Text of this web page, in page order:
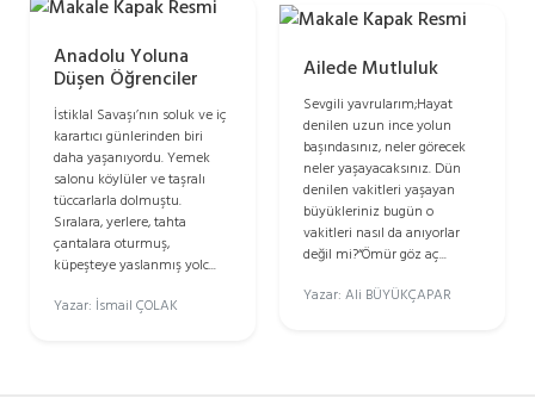
Anadolu Yoluna
Düşen Öğrenciler
İstiklal Savaşı’nın soluk ve iç
karartıcı günlerinden biri
daha yaşanıyordu. Yemek
salonu köylüler ve taşralı
tüccarlarla dolmuştu.
Sıralara, yerlere, tahta
çantalara oturmuş,
küpeşteye yaslanmış yolc...
Yazar: İsmail ÇOLAK
Ailede Mutluluk
Sevgili yavrularım;Hayat
denilen uzun ince yolun
başındasınız, neler görecek
neler yaşayacaksınız. Dün
denilen vakitleri yaşayan
büyükleriniz bugün o
vakitleri nasıl da anıyorlar
değil mi?“Ömür göz aç...
Yazar: Ali BÜYÜKÇAPAR